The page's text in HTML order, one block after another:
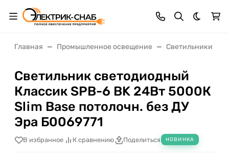
Темная
Главная Промышленное освещение Светильники
Светильник светодиодный
Классик SPB-6 BK 24Вт 5000К
Slim Base потолочн. без ДУ
Эра Б0069771
В избранное К сравнению Поделиться НОВИНКА